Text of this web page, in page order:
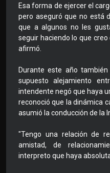
Esa forma de ejercer el
pero aseguró que no está
que a algunos no les
seguir haciendo lo que
afirmó.
Durante este año
supuesto alejamiento
intendente negó que haya
reconoció que la dinámica
asumió la conducción de la
"Tengo una relación de
amistad, de
interpreto que haya